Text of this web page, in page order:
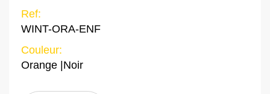
Ref:
WINT-ORA-ENF
Couleur:
Orange Noir